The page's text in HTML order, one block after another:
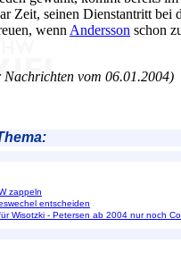
Zeit, seinen Dienstantritt bei
wenn Andersson schon
vom 06.01.2004)
zappeln
entscheiden
Wisotzki - Petersen ab 2004 nur noch